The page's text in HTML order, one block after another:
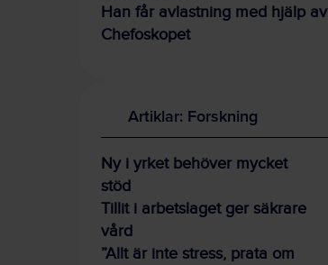
Han får avlastning med hjälp av
Chefoskopet
Artiklar: Forskning
Ny i yrket behöver mycket
stöd
Tillit i arbetslaget ger säkrare
vård
”Allt är inte stress, prata om